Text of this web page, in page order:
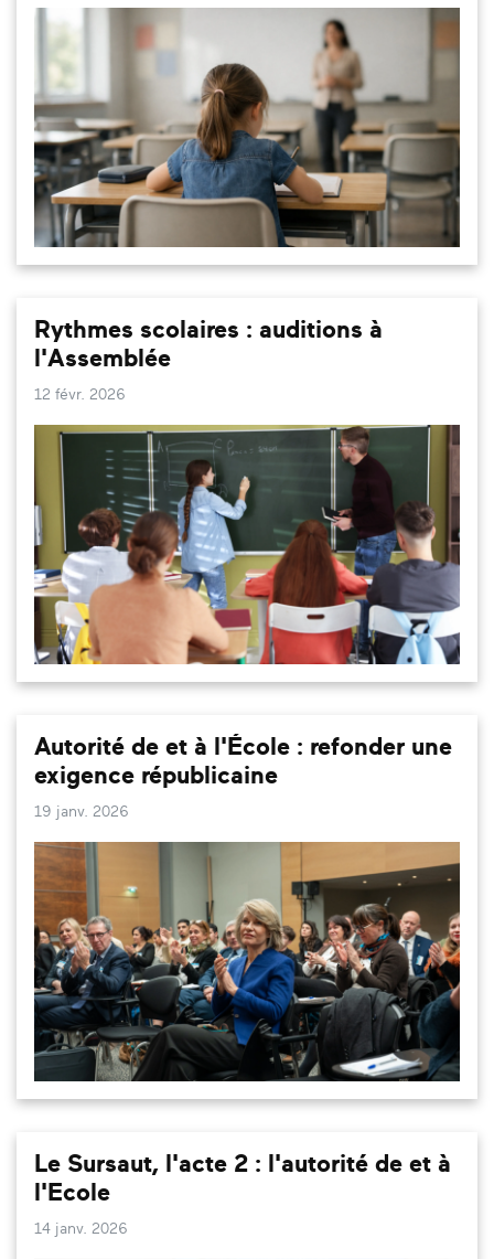
Rythmes scolaires : auditions à
l'Assemblée
12 févr. 2026
Autorité de et à l'École : refonder une
exigence républicaine
19 janv. 2026
Le Sursaut, l'acte 2 : l'autorité de et à
l'Ecole
14 janv. 2026